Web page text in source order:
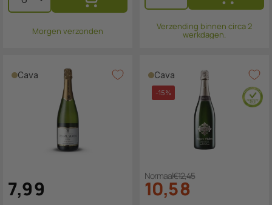
Morgen verzonden Verzending binnen circa 2
werkdagen.
Cava
7,99
Cava
Normaal€12,45
10,58
-15%